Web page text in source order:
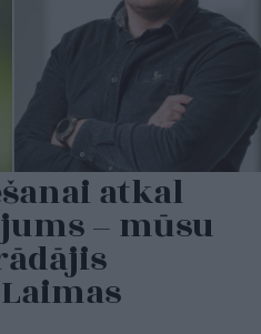
atkal
– mūsu